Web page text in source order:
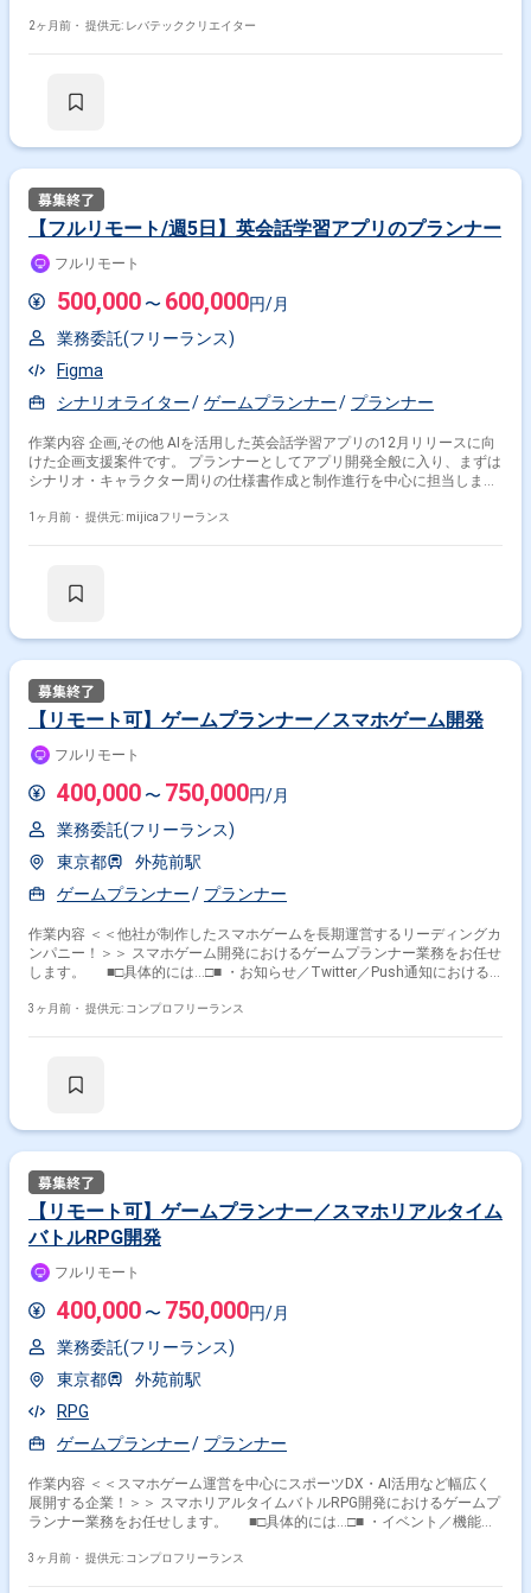
仕様調整やディレクション -機能の優先順位整理やロードマップ策定 -クラ
2ヶ月前・ 提供元: レバテッククリエイター
【フルリモート/週5日】英会話学習アプリのプランナー
フルリモート
500,000 〜 600,000円/月
業務委託(フリーランス)
Figma
シナリオライター
ゲームプランナー プランナー
作業内容 企画,その他 AIを活用した英会話学習アプリの12月リリースに向
けた企画支援案件です。 プランナーとしてアプリ開発全般に入り、まずは
シナリオ・キャラクター周りの仕様書作成と制作進行を中心に担当しま
語化フローの管理も行います。 適性に応じてアイテム設計、背景など複数
1ヶ月前・ 提供元: mijicaフリーランス
【リモート可】ゲームプランナー／スマホゲーム開発
フルリモート
400,000 〜 750,000円/月
業務委託(フリーランス)
東京都
外苑前駅
ゲームプランナー
プランナー
作業内容 ＜＜他社が制作したスマホゲームを長期運営するリーディングカ
ンパニー！＞＞ スマホゲーム開発におけるゲームプランナー業務をお任せ
します。 ■□具体的には…□■ ・お知らせ／Twitter／Push通知における
こんな方におすすめです！＞ ・ゲーム開発に企画段階から携わりたい方
3ヶ月前・ 提供元: コンプロフリーランス
【リモート可】ゲームプランナー／スマホリアルタイム
バトルRPG開発
フルリモート
400,000 〜 750,000円/月
業務委託(フリーランス)
東京都
外苑前駅
RPG
ゲームプランナー
プランナー
作業内容 ＜＜スマホゲーム運営を中心にスポーツDX・AI活用など幅広く
展開する企業！＞＞ スマホリアルタイムバトルRPG開発におけるゲームプ
ランナー業務をお任せします。 ■□具体的には…□■ ・イベント／機能の
分析 ＜こんな方におすすめです！＞ ・ゲーム開発に企画段階から携わ
3ヶ月前・ 提供元: コンプロフリーランス